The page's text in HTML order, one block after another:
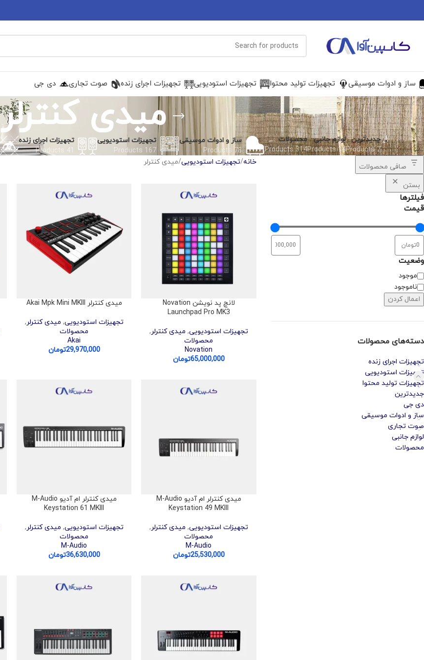
ساز و ادوات موسیقی تجهیزات تولید محتوا تجهیزات استودیویی تجهیزات اجرای زنده صوت تجاری دی جی
میدی کنترلر
جدیدترین
7 Products
لوازم جانبی
14 Products
محصولات
314 Products
ساز و ادوات موسیقی
78 Products
تجهیزات استودیویی
167 Products
تجهیزات اجرای زنده
41 Products
صافی محصولات
بستن
فیلترها
قیمت
وضعیت
موجود
ناموجود
اعمال کردن
دسته‌های محصولات
تجهیزات اجرای زنده
تجهیزات استودیویی
تجهیزات تولید محتوا
جدیدترین
دی جی
ساز و ادوات موسیقی
صوت تجاری
لوازم جانبی
محصولات
خانه تجهیزات استودیویی میدی کنترلر
لانچ پد نویشن Novation
Launchpad Pro MK3
تجهیزات استودیویی, میدی کنترلر,
محصولات
Novation
65,000,000تومان
میدی کنترلر Akai Mpk Mini MKIII
تجهیزات استودیویی, میدی کنترلر,
محصولات
Akai
29,970,000تومان
میدی کنترلر ام آدیو M-Audio
Keystation 49 MKIII
تجهیزات استودیویی, میدی کنترلر,
محصولات
M-Audio
25,530,000تومان
میدی کنترلر ام آدیو M-Audio
Keystation 61 MKIII
تجهیزات استودیویی, میدی کنترلر,
محصولات
M-Audio
36,630,000تومان